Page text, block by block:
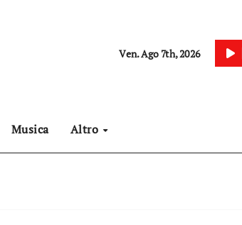
Ven. Ago 7th, 2026
Musica Altro